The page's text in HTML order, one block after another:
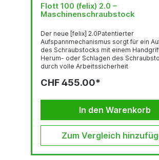
Flott 100 (felix) 2.0 –
Maschinenschraubstock
Der neue [felix] 2.0Patentierter
Aufspannmechanismus sorgt für ein
des Schraubstocks mit einem
Herum- oder Schlagen des
durch volle Arbeitssicherheit
Beweglichkeit des Schraubstocks
Zeitersparnis)Vergrößerter
größere Spannweite[felix] 2.0 Einfach und sicher
gebohrt – Dank des innovativen
CHF 455.00*
In den Warenkorb
Zum Vergleich